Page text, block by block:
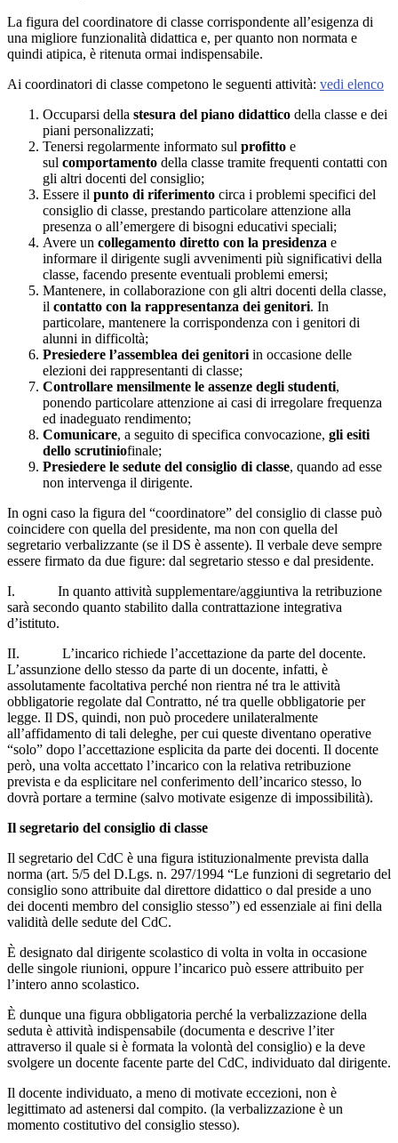
La figura del coordinatore di classe corrispondente all’esigenza di
una migliore funzionalità didattica e, per quanto non normata e
quindi atipica, è ritenuta ormai indispensabile.
Ai coordinatori di classe competono le seguenti attività: vedi elenco
Occuparsi della stesura del piano didattico della classe e dei
piani personalizzati;
Tenersi regolarmente informato sul profitto e
sul comportamento della classe tramite frequenti contatti con
gli altri docenti del consiglio;
Essere il punto di riferimento circa i problemi specifici del
consiglio di classe, prestando particolare attenzione alla
presenza o all’emergere di bisogni educativi speciali;
Avere un collegamento diretto con la presidenza e
informare il dirigente sugli avvenimenti più significativi della
classe, facendo presente eventuali problemi emersi;
Mantenere, in collaborazione con gli altri docenti della classe,
il contatto con la rappresentanza dei genitori. In
particolare, mantenere la corrispondenza con i genitori di
alunni in difficoltà;
Presiedere l’assemblea dei genitori in occasione delle
elezioni dei rappresentanti di classe;
Controllare mensilmente le assenze degli studenti,
ponendo particolare attenzione ai casi di irregolare frequenza
ed inadeguato rendimento;
Comunicare, a seguito di specifica convocazione, gli esiti
dello scrutiniofinale;
Presiedere le sedute del consiglio di classe, quando ad esse
non intervenga il dirigente.
In ogni caso la figura del “coordinatore” del consiglio di classe può
coincidere con quella del presidente, ma non con quella del
segretario verbalizzante (se il DS è assente). Il verbale deve sempre
essere firmato da due figure: dal segretario stesso e dal presidente.
I. In quanto attività supplementare/aggiuntiva la retribuzione
sarà secondo quanto stabilito dalla contrattazione integrativa
d’istituto.
II. L’incarico richiede l’accettazione da parte del docente.
L’assunzione dello stesso da parte di un docente, infatti, è
assolutamente facoltativa perché non rientra né tra le attività
obbligatorie regolate dal Contratto, né tra quelle obbligatorie per
legge. Il DS, quindi, non può procedere unilateralmente
all’affidamento di tali deleghe, per cui queste diventano operative
“solo” dopo l’accettazione esplicita da parte dei docenti. Il docente
però, una volta accettato l’incarico con la relativa retribuzione
prevista e da esplicitare nel conferimento dell’incarico stesso, lo
dovrà portare a termine (salvo motivate esigenze di impossibilità).
Il segretario del consiglio di classe
Il segretario del CdC è una figura istituzionalmente prevista dalla
norma (art. 5/5 del D.Lgs. n. 297/1994 “Le funzioni di segretario del
consiglio sono attribuite dal direttore didattico o dal preside a uno
dei docenti membro del consiglio stesso”) ed essenziale ai fini della
validità delle sedute del CdC.
È designato dal dirigente scolastico di volta in volta in occasione
delle singole riunioni, oppure l’incarico può essere attribuito per
l’intero anno scolastico.
È dunque una figura obbligatoria perché la verbalizzazione della
seduta è attività indispensabile (documenta e descrive l’iter
attraverso il quale si è formata la volontà del consiglio) e la deve
svolgere un docente facente parte del CdC, individuato dal dirigente.
Il docente individuato, a meno di motivate eccezioni, non è
legittimato ad astenersi dal compito. (la verbalizzazione è un
momento costitutivo del consiglio stesso).